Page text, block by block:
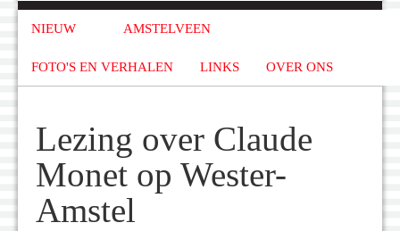
NIEUW AMSTELVEEN
FOTO'S EN VERHALEN LINKS OVER ONS
Lezing over Claude
Monet op Wester-
Amstel